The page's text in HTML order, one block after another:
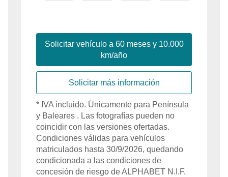
Solicitar vehículo a 60meses y 10.000
km/año
Solicitar más información
* IVA incluido. Únicamente para Península
y Baleares . Las fotografías pueden no
coincidir con las versiones ofertadas.
Condiciones válidas para vehículos
matriculados hasta 30/9/2026, quedando
condicionada a las condiciones de
concesión de riesgo deALPHABET N.I.F.